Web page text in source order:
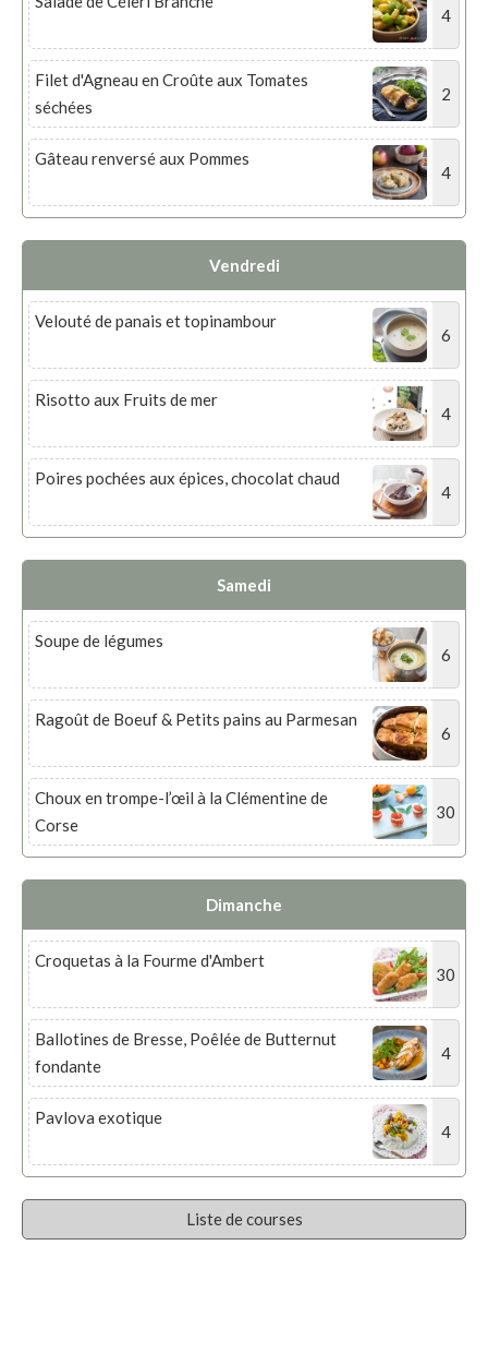
4
Filet d'Agneau en Croûte aux Tomates
séchées
2
Gâteau renversé aux Pommes
4
Vendredi
Velouté de panais et topinambour
6
Risotto aux Fruits de mer
4
Poires pochées aux épices, chocolat chaud
4
Samedi
Soupe de légumes
6
Ragoût de Boeuf & Petits pains au Parmesan
6
Choux en trompe-l’œil à la Clémentine de
Corse
30
Dimanche
Croquetas à la Fourme d'Ambert
30
Ballotines de Bresse, Poêlée de Butternut
fondante
4
Pavlova exotique
4
Liste de courses